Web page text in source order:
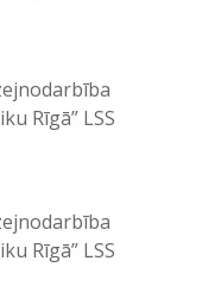
Rīgā” LSS
Rīgā” LSS